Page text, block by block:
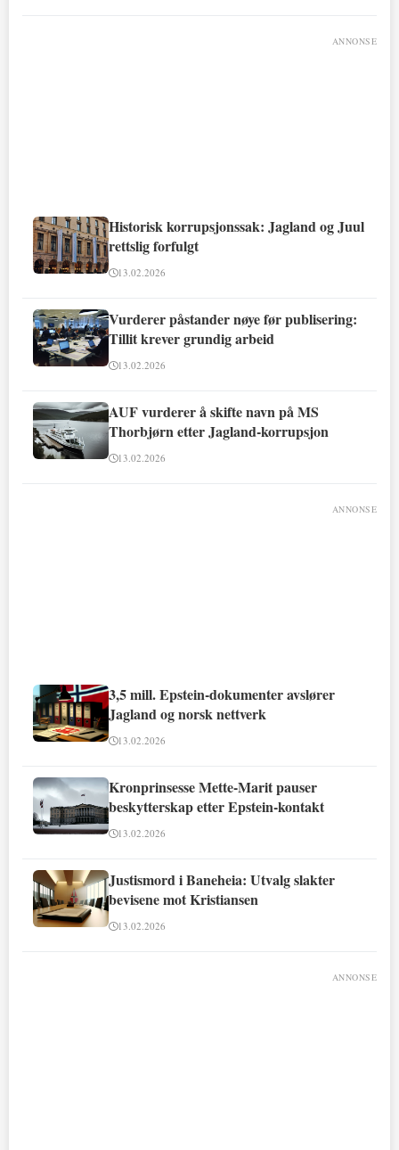
ANNONSE
Historisk korrupsjonssak: Jagland og Juul
rettslig forfulgt
13.02.2026
Vurderer påstander nøye før publisering:
Tillit krever grundig arbeid
13.02.2026
AUF vurderer å skifte navn på MS
Thorbjørn etter Jagland-korrupsjon
13.02.2026
ANNONSE
3,5 mill. Epstein-dokumenter avslører
Jagland og norsk nettverk
13.02.2026
Kronprinsesse Mette-Marit pauser
beskytterskap etter Epstein-kontakt
13.02.2026
Justismord i Baneheia: Utvalg slakter
bevisene mot Kristiansen
13.02.2026
ANNONSE